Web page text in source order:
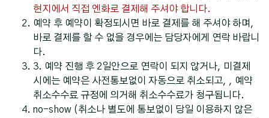
현지에서 직접 엔화로 결제해 주셔야 합니다.
예약 후 예약이 확정되시면 바로 결제를 해 주셔야 하며,
바로 결제를 할 수 없을 경우에는 담당자에게 연락 바랍니
다.
3. 예약 진행 후 2일안으로 연락이 되지 않거나, 미결제
시에는 예약은 사전통보없이 자동으로 취소되고, , 예약
취소수수료 규정에 의거해 취소수수료가 청구됩니다.
no-show (취소나 별도에 통보없이 당일 이용하지 않은